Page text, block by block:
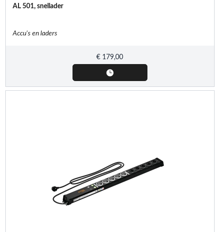
AL 501, snellader
Accu's en laders
€ 179,00